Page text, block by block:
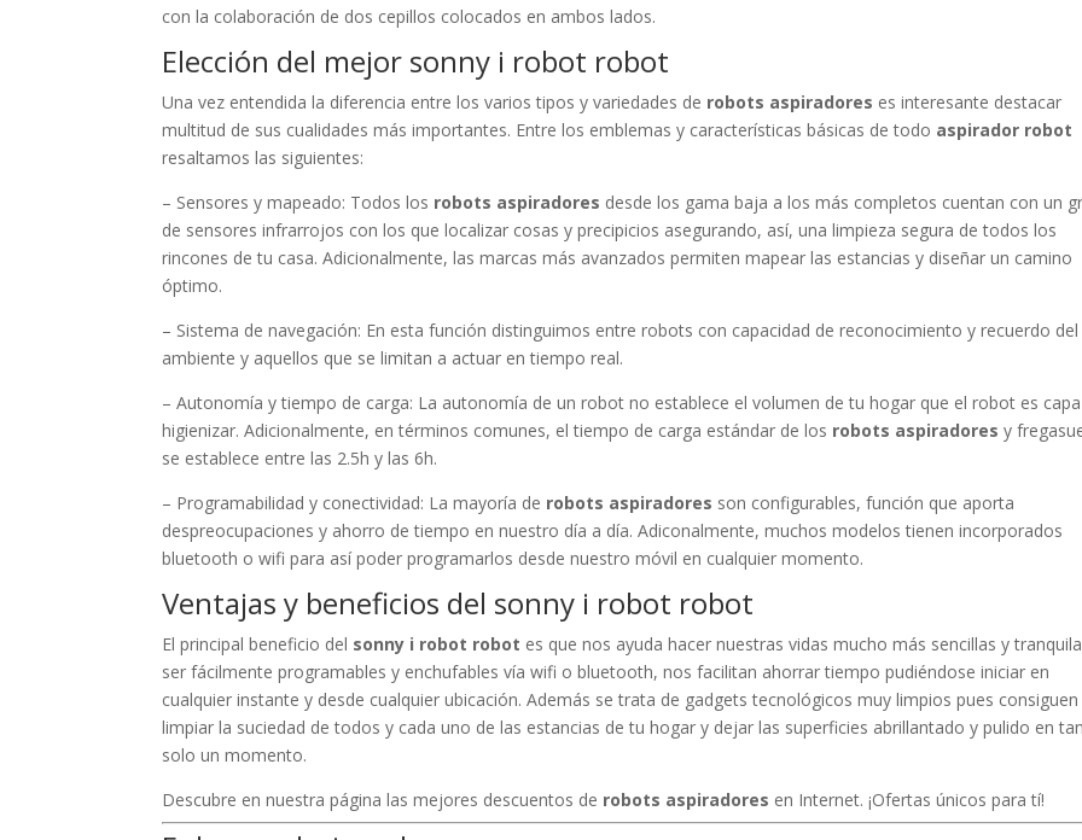
con la colaboración de dos cepillos colocados en ambos lados.
Elección del mejor sonny i robot robot
Una vez entendida la diferencia entre los varios tipos y variedades de robots aspiradores es interesante destacar
multitud de sus cualidades más importantes. Entre los emblemas y características básicas de todo aspirador robot
resaltamos las siguientes:
– Sensores y mapeado: Todos los robots aspiradores desde los gama baja a los más completos cuentan con un
de sensores infrarrojos con los que localizar cosas y precipicios asegurando, así, una limpieza segura de todos los
rincones de tu casa. Adicionalmente, las marcas más avanzados permiten mapear las estancias y diseñar un camino
óptimo.
– Sistema de navegación: En esta función distinguimos entre robots con capacidad de reconocimiento y recuerdo del
ambiente y aquellos que se limitan a actuar en tiempo real.
– Autonomía y tiempo de carga: La autonomía de un robot no establece el volumen de tu hogar que el robot es
higienizar. Adicionalmente, en términos comunes, el tiempo de carga estándar de los robots aspiradores y
se establece entre las 2.5h y las 6h.
– Programabilidad y conectividad: La mayoría de robots aspiradores son configurables, función que aporta
despreocupaciones y ahorro de tiempo en nuestro día a día. Adiconalmente, muchos modelos tienen incorporados
bluetooth o wifi para así poder programarlos desde nuestro móvil en cualquier momento.
Ventajas y beneficios del sonny i robot robot
El principal beneficio del sonny i robot robot es que nos ayuda hacer nuestras vidas mucho más sencillas y
ser fácilmente programables y enchufables vía wifi o bluetooth, nos facilitan ahorrar tiempo pudiéndose iniciar en
cualquier instante y desde cualquier ubicación. Además se trata de gadgets tecnológicos muy limpios pues consiguen
limpiar la suciedad de todos y cada uno de las estancias de tu hogar y dejar las superficies abrillantado y pulido en tan
solo un momento.
Descubre en nuestra página las mejores descuentos de robots aspiradores en Internet. ¡Ofertas únicos para tí!